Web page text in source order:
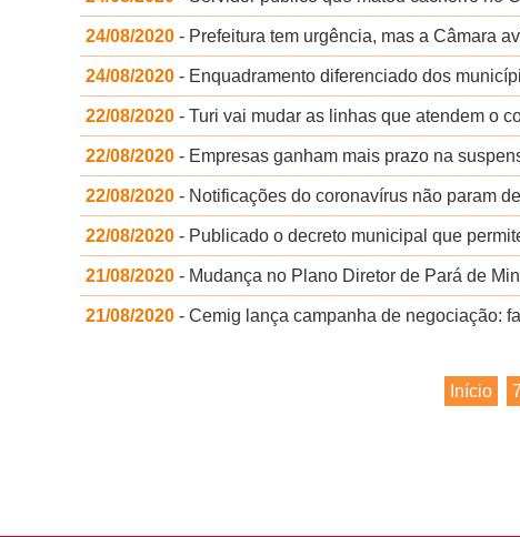
24/08/2020 - Prefeitura tem urgência, mas a Câmara
24/08/2020 - Enquadramento diferenciado dos
22/08/2020 - Turi vai mudar as linhas que atendem o
22/08/2020 - Empresas ganham mais prazo na
22/08/2020 - Notificações do coronavírus não param
22/08/2020 - Publicado o decreto municipal que
21/08/2020 - Mudança no Plano Diretor de Pará de
21/08/2020 - Cemig lança campanha de negociação:
Início